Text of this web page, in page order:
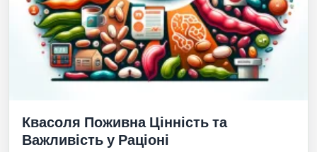
Квасоля Поживна Цінність та
Важливість у Раціоні